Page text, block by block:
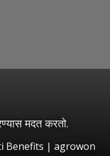
मदत करतो.
Benefits | agrowon